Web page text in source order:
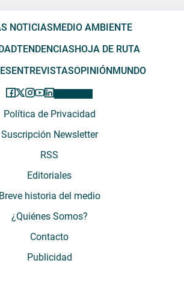
NOTICIASMEDIO AMBIENTE
TENDENCIASHOJA DE RUTA
ENTREVISTASOPINIÓNMUNDO
Política de Privacidad
Suscripción Newsletter
RSS
Editoriales
Breve historia del medio
¿Quiénes Somos?
Contacto
Publicidad